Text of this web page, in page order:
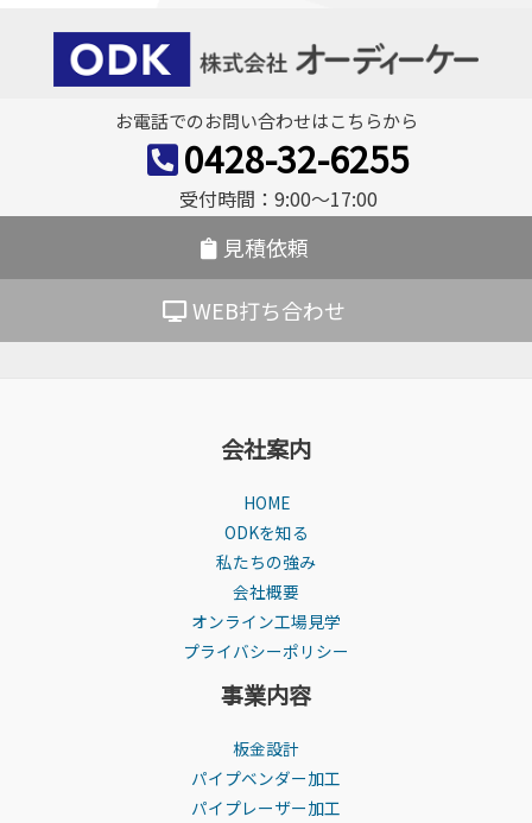
ビ
ゲ
ー
ン
お電話でのお問い合わせはこちらから
0428-32-6255
受付時間：9:00〜17:00
見積依頼
WEB打ち合わせ
会社案内
HOME
ODKを知る
私たちの強み
会社概要
オンライン工場見学
プライバシーポリシー
事業内容
板金設計
パイプベンダー加工
パイプレーザー加工